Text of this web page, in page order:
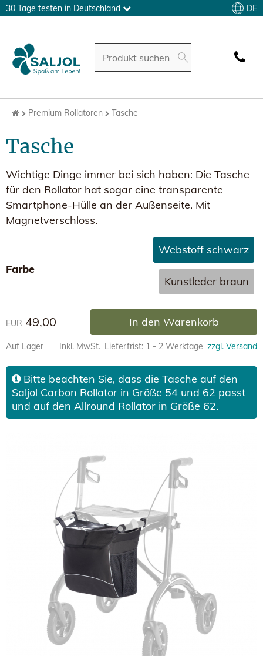
30 Tage testen in Deutschland DE
Premium Rollatoren Tasche
Tasche
Wichtige Dinge immer bei sich haben: Die Tasche
für den Rollator hat sogar eine transparente
Smartphone-Hülle an der Außenseite. Mit
Magnetverschloss.
Farbe
Webstoff schwarz
Kunstleder braun
EUR 49,00 In den Warenkorb
Auf Lager Inkl. MwSt. Lieferfrist: 1 - 2 Werktage zzgl. Versand
Bitte beachten Sie, dass die Tasche auf den
Saljol Carbon Rollator in Größe 54 und 62 passt
und auf den Allround Rollator in Größe 62.